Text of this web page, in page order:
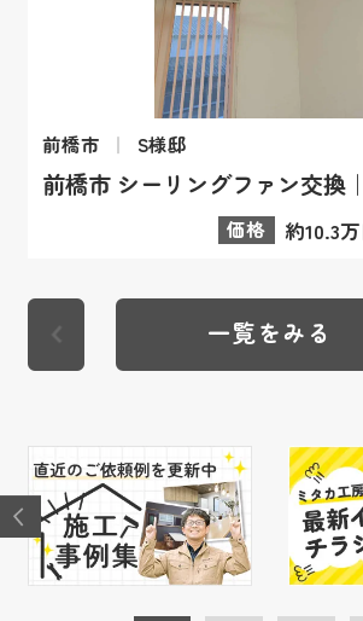
前橋市 S様邸
価格 約10.3
一覧をみる